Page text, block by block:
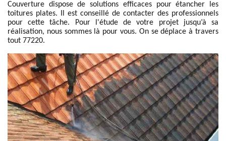
Couverture dispose de solutions efficaces pour étancher les
toitures plates. Il est conseillé de contacter des professionnels
pour cette tâche. Pour l'étude de votre projet jusqu’à sa
réalisation, nous sommes là pour vous. On se déplace à travers
tout 77220.